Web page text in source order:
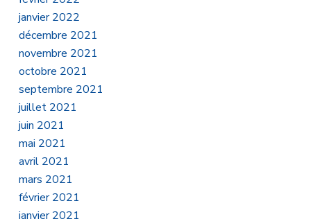
janvier 2022
décembre 2021
novembre 2021
octobre 2021
septembre 2021
juillet 2021
juin 2021
mai 2021
avril 2021
mars 2021
février 2021
janvier 2021